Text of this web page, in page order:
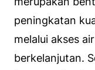
peningkatan
melalui akses
berkelanjutan.